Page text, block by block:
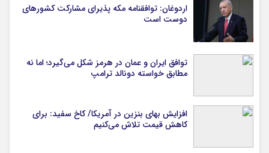
اردوغان: توافقنامه مکه پذیرای مشارکت کشورهای
دوست است
توافق ایران و عمان در هرمز شکل می‌گیرد؛ اما نه
مطابق خواسته دونالد ترامپ
افزایش بهای بنزین در آمریکا/ کاخ سفید: برای
کاهش قیمت تلاش می‌کنیم